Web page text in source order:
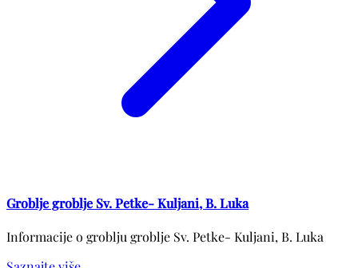
Groblje groblje Sv. Petke- Kuljani, B. Luka
Informacije o groblju groblje Sv. Petke- Kuljani, B. Luka